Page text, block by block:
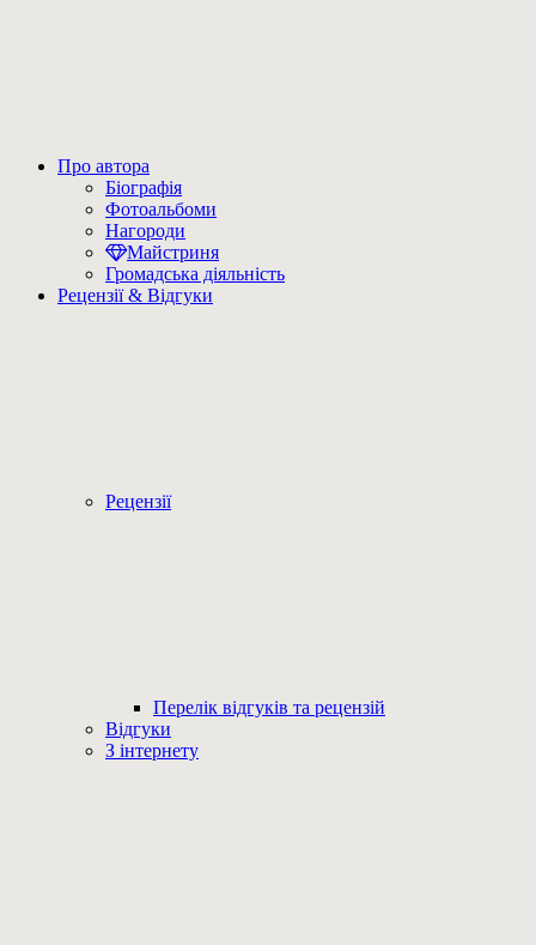
Про автора
Біографія
Фотоальбоми
Нагороди
Майстриня
Громадська діяльність
Рецензії & Відгуки
Рецензії
Перелік відгуків та рецензій
Відгуки
З інтернету